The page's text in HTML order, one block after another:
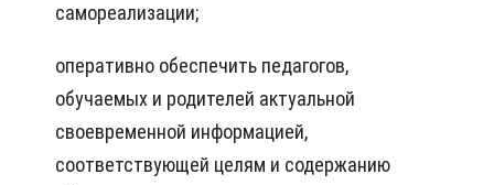
самореализации;
оперативно обеспечить педагогов,
обучаемых и родителей актуальной
своевременной информацией,
соответствующей целям и содержанию